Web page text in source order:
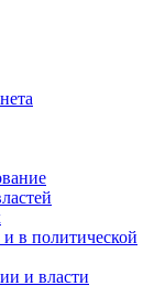
в политической
и власти